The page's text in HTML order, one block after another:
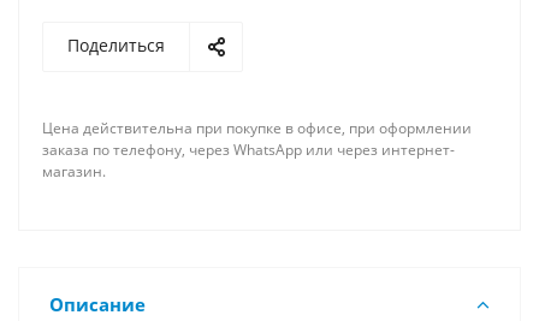
Поделиться
Цена действительна при покупке в офисе, при оформлении
заказа по телефону, через WhatsApp или через интернет-
магазин.
Описание